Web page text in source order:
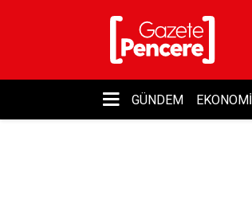
GÜNDEM EKONOMI